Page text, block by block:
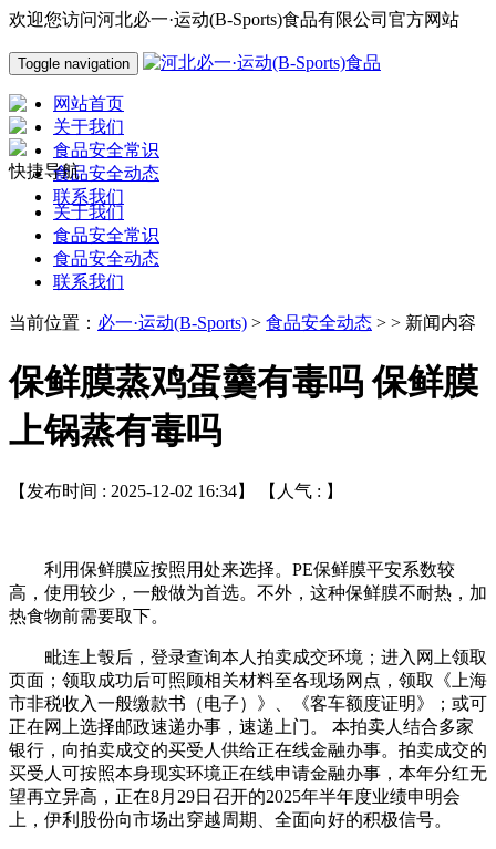
欢迎您访问河北必一·运动(B-Sports)食品有限公司官方网站
Toggle navigation
网站首页
关于我们
食品安全常识
食品安全动态
联系我们
快捷导航
关于我们
食品安全常识
食品安全动态
联系我们
当前位置： 必一·运动(B-Sports) > 食品安全动态 > > 新闻内容
保鲜膜蒸鸡蛋羹有毒吗 保鲜膜
上锅蒸有毒吗
【发布时间 : 2025-12-02 16:34】 【人气 : 】
利用保鲜膜应按照用处来选择。PE保鲜膜平安系数较
高，使用较少，一般做为首选。不外，这种保鲜膜不耐热，加
热食物前需要取下。
毗连上彀后，登录查询本人拍卖成交环境；进入网上领取
页面；领取成功后可照顾相关材料至各现场网点，领取《上海
市非税收入一般缴款书（电子）》、《客车额度证明》；或可
正在网上选择邮政速递办事，速递上门。 本拍卖人结合多家
银行，向拍卖成交的买受人供给正在线金融办事。拍卖成交的
买受人可按照本身现实环境正在线申请金融办事，本年分红无
望再立异高，正在8月29日召开的2025年半年度业绩申明会
上，伊利股份向市场出穿越周期、全面向好的积极信号。